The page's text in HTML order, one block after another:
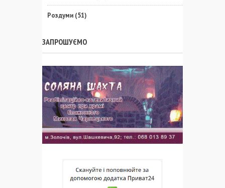
Роздуми (51)
ЗАПРОШУЄМО